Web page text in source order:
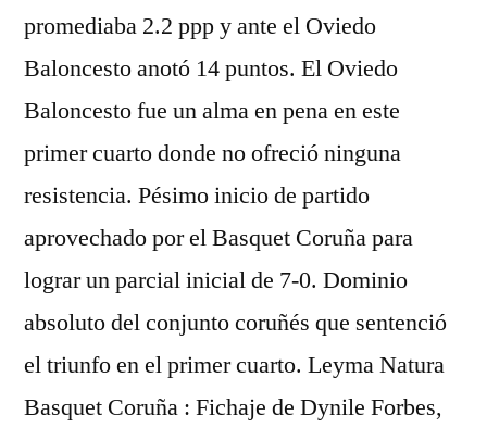
promediaba 2.2 ppp y ante el Oviedo
Baloncesto anotó 14 puntos. El Oviedo
Baloncesto fue un alma en pena en este
primer cuarto donde no ofreció ninguna
resistencia. Pésimo inicio de partido
aprovechado por el Basquet Coruña para
lograr un parcial inicial de 7-0. Dominio
absoluto del conjunto coruñés que sentenció
el triunfo en el primer cuarto. Leyma Natura
Basquet Coruña : Fichaje de Dynile Forbes,